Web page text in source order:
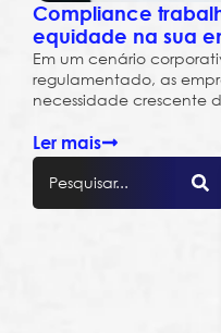
Compliance
equidade na sua
Em um cenário
regulamentado, as
necessidade crescente
Ler mais